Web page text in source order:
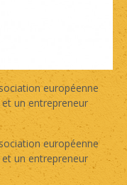
européenne
un entrepreneur
européenne
un entrepreneur